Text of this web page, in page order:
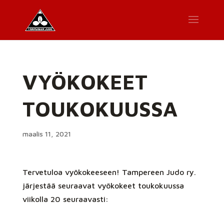
VYÖKOKEET
TOUKOKUUSSA
maalis 11, 2021
Tervetuloa vyökokeeseen! Tampereen Judo ry.
järjestää seuraavat vyökokeet toukokuussa
viikolla 20 seuraavasti: